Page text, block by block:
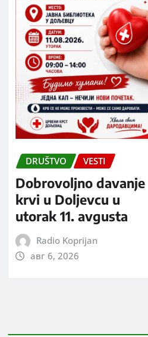
DRUŠTVO VESTI
Dobrovoljno davanje
krvi u Doljevcu u
utorak 11. avgusta
Radio Koprijan
авг 6, 2026